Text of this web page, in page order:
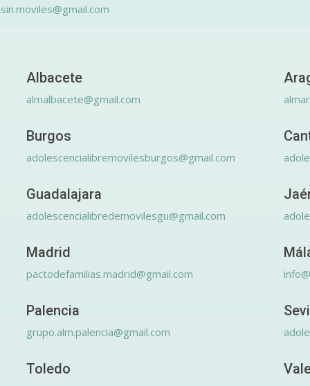
Albacete
almalbacete@gmail.com
Burgos
adolescencialibremovilesburgos@gmail.com
Guadalajara
adolescencialibredemovilesgu@gmail.com
Madrid
pactodefamilias.madrid@gmail.com
Palencia
grupo.alm.palencia@gmail.com
Toledo